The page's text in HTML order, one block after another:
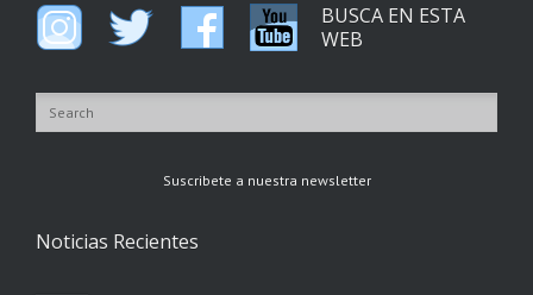
BUSCA EN ESTA
WEB
Suscribete a nuestra newsletter
Noticias Recientes